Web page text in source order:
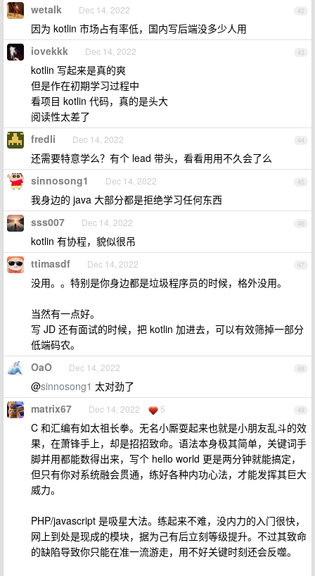
42
wetalk Dec 14, 2022
因为 kotlin 市场占有率低，国内写后端没多少人用
43
iovekkk Dec 14, 2022
kotlin 写起来是真的爽
但是作在初期学习过程中
看项目 kotlin 代码，真的是头大
阅读性太差了
44
fredli Dec 14, 2022
还需要特意学么？有个 lead 带头，看看用用不久会了么
45
sinnosong1 Dec 14, 2022
我身边的 java 大部分都是拒绝学习任何东西
46
sss007 Dec 14, 2022
kotlin 有协程，貌似很吊
47
ttimasdf Dec 14, 2022
没用。。特别是你身边都是垃圾程序员的时候，格外没用。
当然有一点好。
写 JD 还有面试的时候，把 kotlin 加进去，可以有效筛掉一部分
低端码农。
48
OaO Dec 14, 2022
@sinnosong1 太对劲了
49
matrix67 Dec 14, 2022 5
C 和汇编有如太祖长拳。无名小厮耍起来也就是小朋友乱斗的效
果，在萧锋手上，却是招招致命。语法本身极其简单，关键词手
脚并用都能数得出来，写个 hello world 更是两分钟就能搞定，
但只有你对系统融会贯通，练好各种内功心法，才能发挥其巨大
威力。
PHP/javascript 是吸星大法。练起来不难，没内力的入门很快，
网上到处是现成的模块，据为己有后立刻等级提升。不过其致命
的缺陷导致你只能在准一流游走，用不好关键时刻还会反噬。